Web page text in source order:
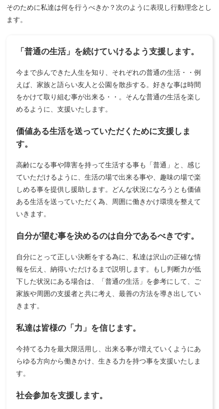
そのために私達は何を行うべきか？次のように表現し行動理念とし
ます。
「普通の生活」を続けていけるよう支援します。
今まで歩んできた人生を知り、それぞれの普通の生活・・例
えば、家族と語らい友人と公園を散歩する。好きな事は時間
をかけて取り組む事が出来る・・。そんな普通の生活を楽し
めるように、支援いたします。
価値ある生活を送っていただくために支援しま
す。
高齢になる事や障害を持って生活する事も「普通」と、感じ
ていただけるように、生活の場で出来る事や、趣味の場で楽
しめる事を提供し援助します。どんな状況になろうとも価値
ある生活を送っていただく為、周囲に働きかけ環境を整えて
いきます。
自分が望む事を決めるのは自分であるべきです。
自分にとって正しい決断をする為に、私達は沢山の正確な情
報を伝え、納得いただけるまで説明します。もし判断力が低
下した状況にある場合は、「普通の生活」を参考にして、ご
家族や周囲の支援者と共に考え、最善の方法を導き出してい
きます。
私達は皆様の「力」を信じます。
今持てる力を最大限活用し、出来る事が増えていくようにあ
らゆる方向から働きかけ、生きる力を持つ事を支援いたしま
す。
社会参加を支援します。